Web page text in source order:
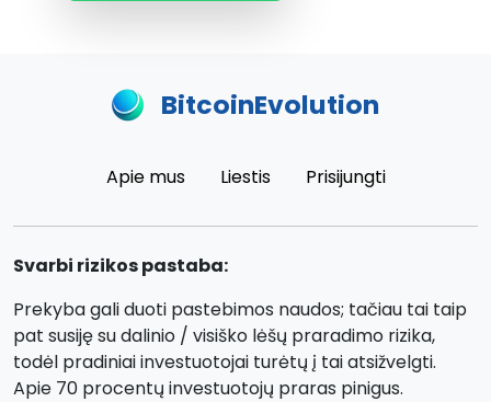
BitcoinEvolution
Apie mus Liestis Prisijungti
Svarbi rizikos pastaba:
Prekyba gali duoti pastebimos naudos; tačiau tai taip
pat susiję su dalinio / visiško lėšų praradimo rizika,
todėl pradiniai investuotojai turėtų į tai atsižvelgti.
Apie 70 procentų investuotojų praras pinigus.